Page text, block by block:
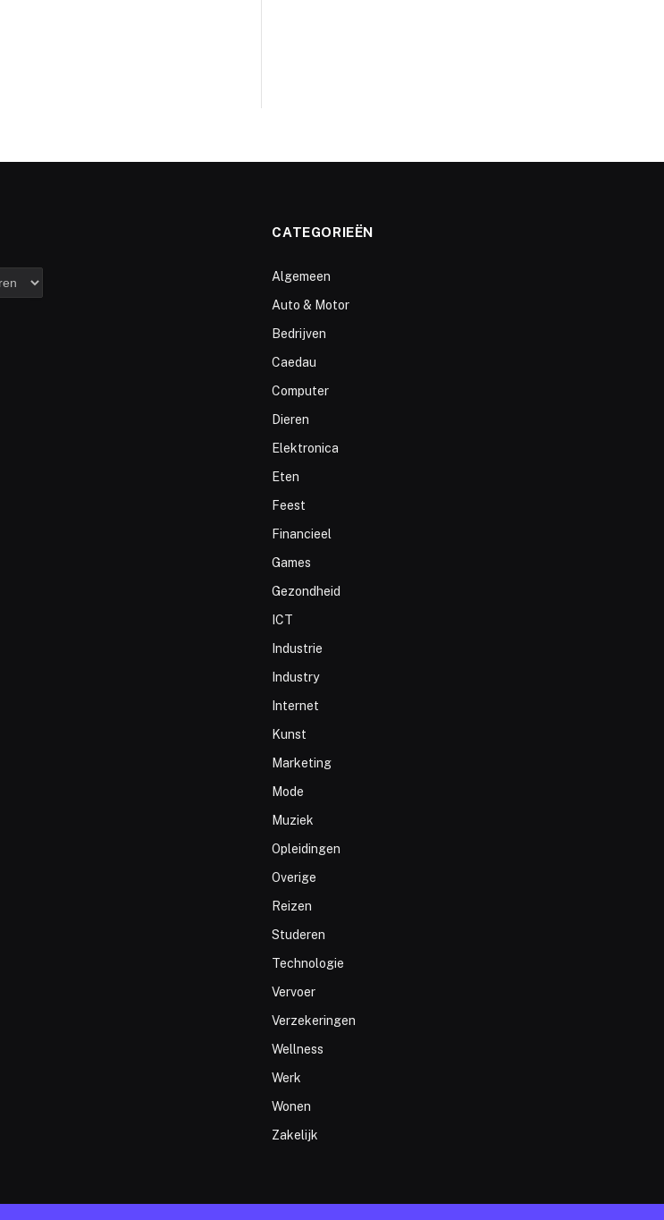
CATEGORIEËN
Algemeen
Auto & Motor
Bedrijven
Caedau
Computer
Dieren
Elektronica
Eten
Feest
Financieel
Games
Gezondheid
ICT
Industrie
Industry
Internet
Kunst
Marketing
Mode
Muziek
Opleidingen
Overige
Reizen
Studeren
Technologie
Vervoer
Verzekeringen
Wellness
Werk
Wonen
Zakelijk